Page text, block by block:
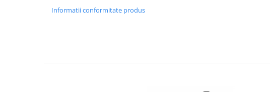
Informatii conformitate produs